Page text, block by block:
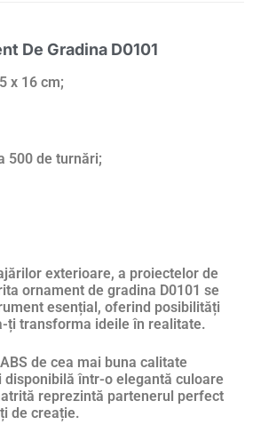
De Gradina D0101
x 16 cm;
500 de turnări;
exterioare, a proiectelor de
ornament de gradina D0101 se
esențial, oferind posibilități
ți transforma ideile în realitate.
de cea mai buna calitate
disponibilă într-o elegantă culoare
reprezintă partenerul perfect
de creație.